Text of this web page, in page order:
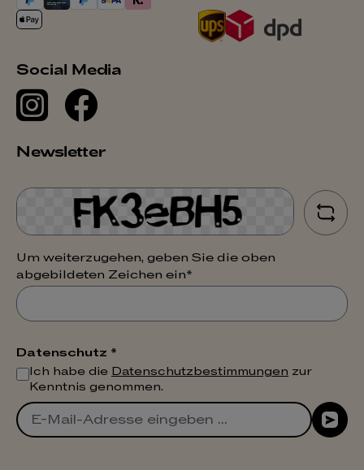
Social Media
Newsletter
Um weiterzugehen, geben Sie die oben
abgebildeten Zeichen ein*
Datenschutz *
Ich habe die Datenschutzbestimmungen zur
Kenntnis genommen.